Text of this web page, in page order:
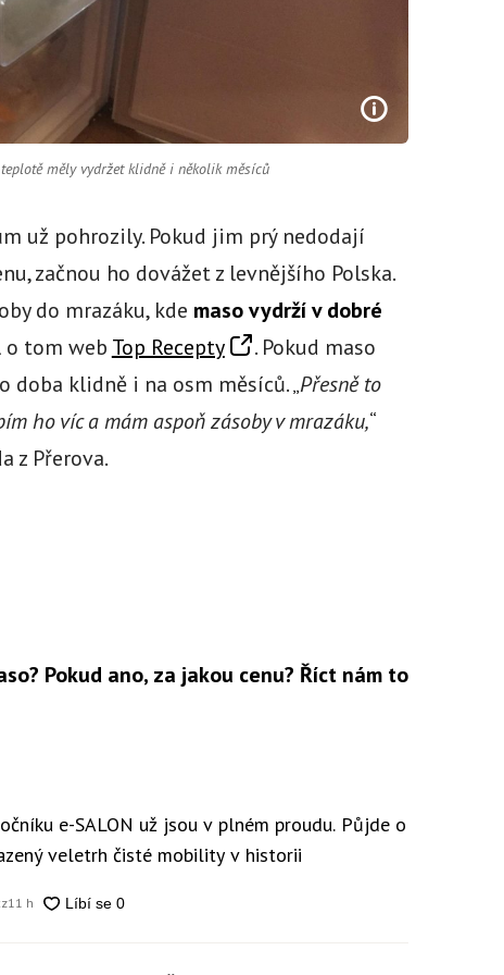
měly vydržet klidně i několik měsíců
už pohrozily. Pokud jim prý nedodají
začnou ho dovážet z levnějšího Polska.
do mrazáku, kde maso vydrží v dobré
o tom web Top Recepty
. Pokud maso
klidně i na osm měsíců. „Přesně to
ho víc a mám aspoň zásoby v mrazáku,“
z Přerova.
Pokud ano, za jakou cenu? Říct nám to
e-SALON už jsou v plném proudu. Půjde o
veletrh čisté mobility v historii
11 h